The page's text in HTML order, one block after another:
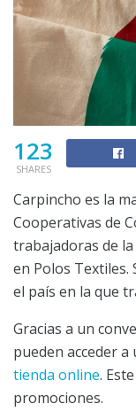
123
SHARES
Carpincho es la
Cooperativas de
trabajadoras de
en Polos Textiles.
el país en la que
Gracias a un
pueden acceder
tienda online.
promociones.